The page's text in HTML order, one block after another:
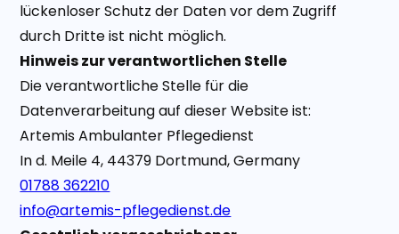
lückenloser Schutz der Daten vor dem Zugriff
durch Dritte ist nicht möglich.
Hinweis zur verantwortlichen Stelle
Die verantwortliche Stelle für die
Datenverarbeitung auf dieser Website ist:
Artemis Ambulanter Pflegedienst
In d. Meile 4, 44379 Dortmund, Germany
01788 362210
info@artemis-pflegedienst.de